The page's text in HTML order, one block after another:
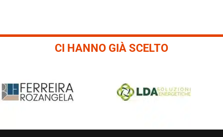
CI HANNO GIÀ SCELTO